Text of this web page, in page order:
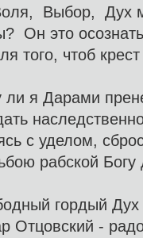
Выбор, Дух
Он это
того, чтоб
ли я Дарами
с уделом,
рабской Богу
гордый Дух
Отцовский -